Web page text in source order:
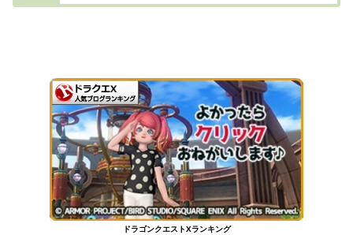
ドラゴンクエストXランキング